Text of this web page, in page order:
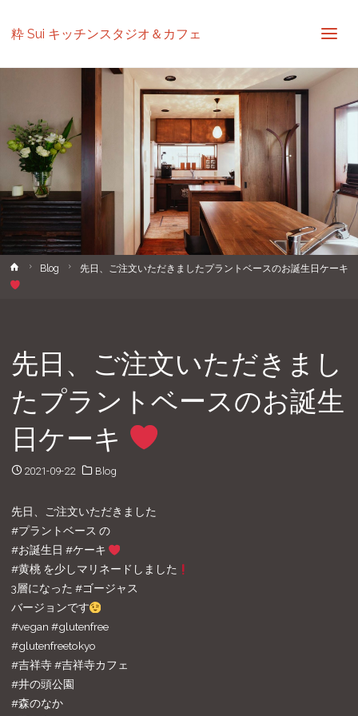
粋 Sui キッチンスタジオ＆カフェ
ホ
Blog 先日、ご注文いただきましたプラントベースのお誕生日ケーキ
先日、ご注文いただきまし
たプラントベースのお誕生
日ケーキ
2021-09-22 Blog
先日、ご注文いただきました
#プラントベース の
#お誕生日 #ケーキ
#黄桃 を少しマリネードしました
3層になった #ゴージャス
バージョンです
#vegan #glutenfree
#glutenfreetokyo
#吉祥寺 #吉祥寺カフェ
#井の頭公園
#森のなか